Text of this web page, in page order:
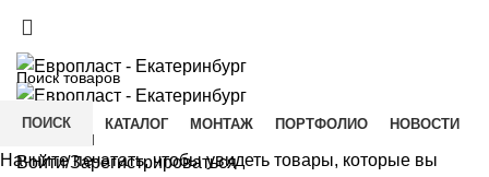
ГЛАВНАЯ КАТАЛОГ МОНТАЖ ПОРТФОЛИО
НОВОСТИ
КОНТАКТЫ
Войти/Зарегистрироваться
ПОИСК
Начните печатать, чтобы увидеть товары, которые вы